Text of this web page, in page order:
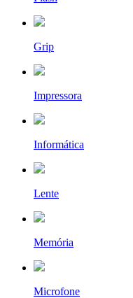
Grip
Impressora
Informática
Lente
Memória
Microfone